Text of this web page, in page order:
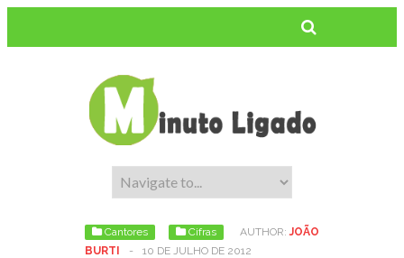
Cantores Cifras AUTHOR: JOÃO
BURTI
- 10 DE JULHO DE 2012